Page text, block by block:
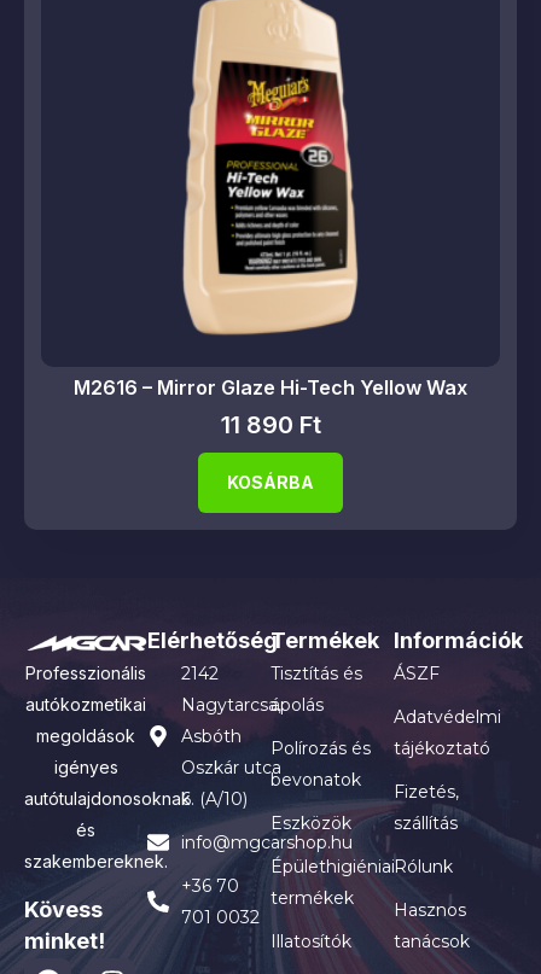
M2616 – Mirror Glaze Hi-Tech Yellow Wax
11 890 Ft
KOSÁRBA
Professzionális
autókozmetikai
megoldások
igényes
autótulajdonosoknak
és
szakembereknek.
Kövess
minket!
Elérhetőség
2142
Nagytarcsa,
Asbóth
Oszkár utca
6. (A/10)
info@mgcarshop.hu
+36 70
701 0032
Termékek
Tisztítás és
ápolás
Polírozás és
bevonatok
Eszközök
Épülethigiéniai
termékek
Illatosítók
Információk
ÁSZF
Adatvédelmi
tájékoztató
Fizetés,
szállítás
Rólunk
Hasznos
tanácsok